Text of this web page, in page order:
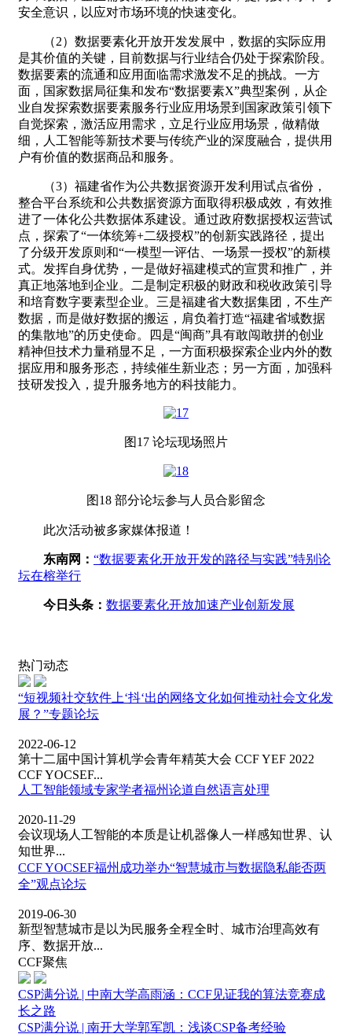
安全意识，以应对市场环境的快速变化。
（2）数据要素化开放开发发展中，数据的实际应用
是其价值的关键，目前数据与行业结合仍处于探索阶段。
数据要素的流通和应用面临需求激发不足的挑战。一方
面，国家数据局征集和发布“数据要素X”典型案例，从企
业自发探索数据要素服务行业应用场景到国家政策引领下
自觉探索，激活应用需求，立足行业应用场景，做精做
细，人工智能等新技术要与传统产业的深度融合，提供用
户有价值的数据商品和服务。
（3）福建省作为公共数据资源开发利用试点省份，
整合平台系统和公共数据资源方面取得积极成效，有效推
进了一体化公共数据体系建设。通过政府数据授权运营试
点，探索了“一体统筹+二级授权”的创新实践路径，提出
了分级开发原则和“一模型一评估、一场景一授权”的新模
式。发挥自身优势，一是做好福建模式的宣贯和推广，并
真正地落地到企业。二是制定积极的财政和税收政策引导
和培育数字要素型企业。三是福建省大数据集团，不生产
数据，而是做好数据的搬运，肩负着打造“福建省域数据
的集散地”的历史使命。四是“闽商”具有敢闯敢拼的创业
精神但技术力量稍显不足，一方面积极探索企业内外的数
据应用和服务形态，持续催生新业态；另一方面，加强科
技研发投入，提升服务地方的科技能力。
图17 论坛现场照片
图18 部分论坛参与人员合影留念
此次活动被多家媒体报道！
东南网： “数据要素化开放开发的路径与实践”特别论
坛在榕举行
今日头条： 数据要素化开放加速产业创新发展
热门动态
“短视频社交软件上‘抖‘出的网络文化如何推动社会文化发
展？”专题论坛
2022-06-12
第十二届中国计算机学会青年精英大会 CCF YEF 2022
CCF YOCSEF...
人工智能领域专家学者福州论道自然语言处理
2020-11-29
会议现场人工智能的本质是让机器像人一样感知世界、认
知世界...
CCF YOCSEF福州成功举办“智慧城市与数据隐私能否两
全”观点论坛
2019-06-30
新型智慧城市是以为民服务全程全时、城市治理高效有
序、数据开放...
CCF聚焦
CSP满分说 | 中南大学高雨涵：CCF见证我的算法竞赛成
长之路
CSP满分说 | 南开大学郭军凯：浅谈CSP备考经验